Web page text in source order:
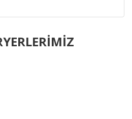
yorumu siz yapın!
noktaları öneri formunu